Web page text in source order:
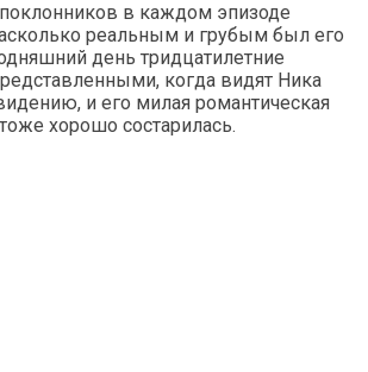
в каждом эпизоде
реальным и грубым был его
день тридцатилетние
когда видят Ника
и его милая романтическая
хорошо состарилась.